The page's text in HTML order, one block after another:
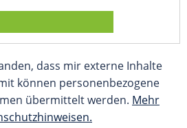
dass mir externe Inhalte
können personenbezogene
übermittelt werden. Mehr